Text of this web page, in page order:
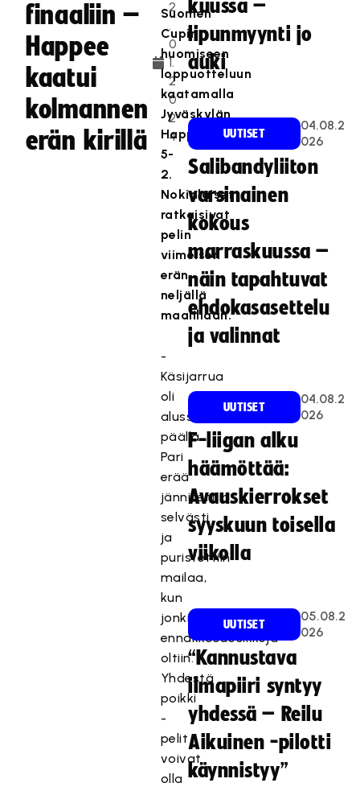
finaaliin –
Happee
kaatui
kolmannen
erän kirillä
2
.
0
1.
2
0
2
4
Suomen
Cupin
huomiseen
loppuotteluun
kaatamalla
Jyväskylän
Happeen
5-
2.
Nokialaiset
ratkaisivat
pelin
viimeisen
erän
neljällä
maalillaan.
-
Käsijarrua
oli
alussa
päällä.
Pari
erää
jännitettiin
selvästi
ja
puristettiin
mailaa,
kun
jonkinlaisia
ennakkosuosikkeja
oltiin.
Yhdestä
poikki
-
pelit
voivat
olla
kuussa –
lipunmyynti jo
auki
UUTISET
04.08.2
026
Salibandyliiton
varsinainen
kokous
marraskuussa –
näin tapahtuvat
ehdokasasettelu
ja valinnat
UUTISET
04.08.2
026
F-liigan alku
häämöttää:
Avauskierrokset
syyskuun toisella
viikolla
UUTISET
05.08.2
026
“Kannustava
ilmapiiri syntyy
yhdessä – Reilu
Aikuinen -pilotti
käynnistyy”